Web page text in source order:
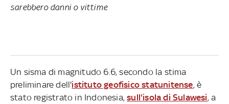
sarebbero danni o vittime
Un sisma di magnitudo 6.6, secondo la stima
preliminare dell'istituto geofisico statunitense, è
stato registrato in Indonesia,sull'isola di Sulawesi, a